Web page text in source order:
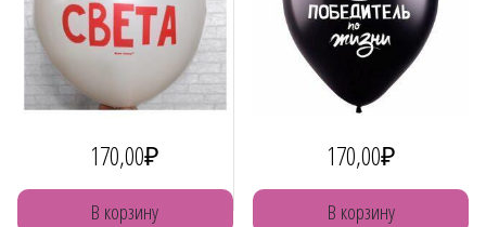
170,00₽
В корзину
170,00₽
В корзину